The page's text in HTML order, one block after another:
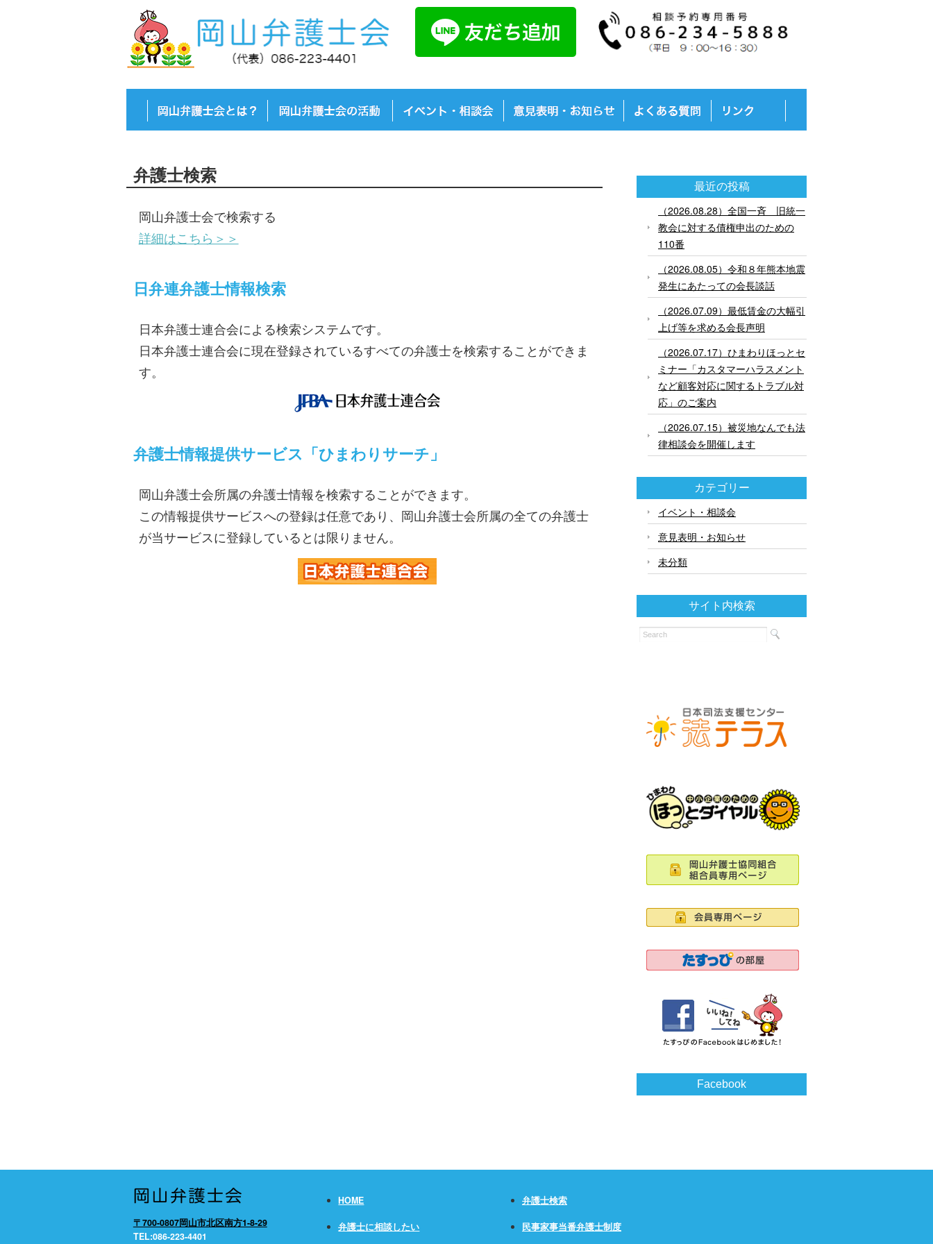
弁護士検索
岡山弁護士会で検索する
詳細はこちら＞＞
日弁連弁護士情報検索
日本弁護士連合会による検索システムです。
日本弁護士連合会に現在登録されているすべての弁護士を検索することができま
す。
弁護士情報提供サービス「ひまわりサーチ」
岡山弁護士会所属の弁護士情報を検索することができます。
この情報提供サービスへの登録は任意であり、岡山弁護士会所属の全ての弁護士
が当サービスに登録しているとは限りません。
最近の投稿
（2026.08.28）全国一斉 旧統一
教会に対する債権申出のための
110番
（2026.08.05）令和８年熊本地震
発生にあたっての会長談話
（2026.07.09）最低賃金の大幅引
上げ等を求める会長声明
（2026.07.17）ひまわりほっとセ
ミナー「カスタマーハラスメント
など顧客対応に関するトラブル対
応」のご案内
（2026.07.15）被災地なんでも法
律相談会を開催します
カテゴリー
イベント・相談会
意見表明・お知らせ
未分類
サイト内検索
Facebook
〒700-0807岡山市北区南方1-8-29
TEL:086-223-4401
HOME
弁護士に相談したい
弁護士検索
民事家事当番弁護士制度